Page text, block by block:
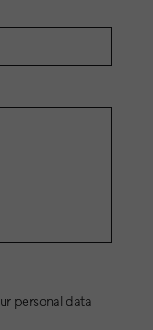
personal data